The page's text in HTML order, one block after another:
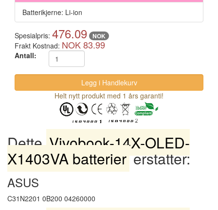
Batterikjerne: Li-ion
Spesialpris: 476.09 NOK
Frakt Kostnad: NOK 83.99
Antall:
Helt nytt produkt med 1 års garanti!
DetteVivobook-14X-OLED-
X1403VA batteriererstatter:
ASUS
C31N2201 0B200 04260000